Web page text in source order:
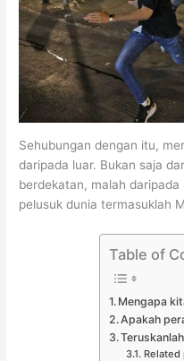
Sehubungan dengan itu,
daripada luar. Bukan saja
berdekatan, malah
pelusuk dunia termasuklah
Table of
Mengapa
Apakah
Related